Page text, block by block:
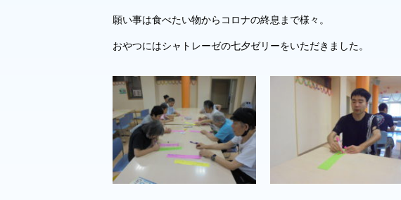
願い事は食べたい物からコロナの終息まで様々。
おやつにはシャトレーゼの七夕ゼリーをいただきました。